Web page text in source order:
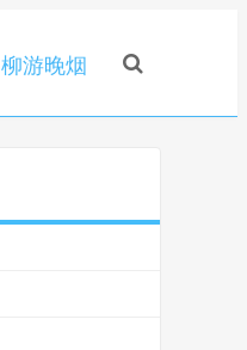
柳游晚烟